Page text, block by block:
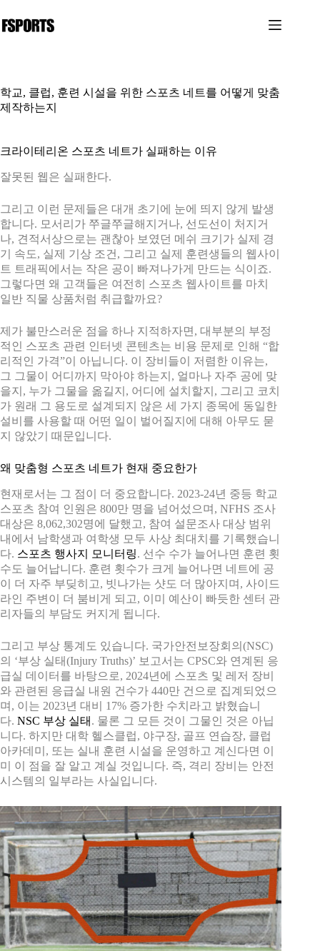
문
으
뛰
기
학교, 클럽, 훈련 시설을 위한 스포츠 네트를 어떻게 맞춤
제작하는지
크라이테리온 스포츠 네트가 실패하는 이유
잘못된 웹은 실패한다.
그리고 이런 문제들은 대개 초기에 눈에 띄지 않게 발생
합니다. 모서리가 쭈글쭈글해지거나, 선도선이 처지거
나, 견적서상으로는 괜찮아 보였던 메쉬 크기가 실제 경
기 속도, 실제 기상 조건, 그리고 실제 훈련생들의 웹사이
트 트래픽에서는 작은 공이 빠져나가게 만드는 식이죠.
그렇다면 왜 고객들은 여전히 스포츠 웹사이트를 마치
일반 직물 상품처럼 취급할까요?
제가 불만스러운 점을 하나 지적하자면, 대부분의 부정
적인 스포츠 관련 인터넷 콘텐츠는 비용 문제로 인해 “합
리적인 가격”이 아닙니다. 이 장비들이 저렴한 이유는,
그 그물이 어디까지 막아야 하는지, 얼마나 자주 공에 맞
을지, 누가 그물을 옮길지, 어디에 설치할지, 그리고 코치
가 원래 그 용도로 설계되지 않은 세 가지 종목에 동일한
설비를 사용할 때 어떤 일이 벌어질지에 대해 아무도 묻
지 않았기 때문입니다.
왜 맞춤형 스포츠 네트가 현재 중요한가
현재로서는 그 점이 더 중요합니다. 2023-24년 중등 학교
스포츠 참여 인원은 800만 명을 넘어섰으며, NFHS 조사
대상은 8,062,302명에 달했고, 참여 설문조사 대상 범위
내에서 남학생과 여학생 모두 사상 최대치를 기록했습니
다. 스포츠 행사지 모니터링. 선수 수가 늘어나면 훈련 횟
수도 늘어납니다. 훈련 횟수가 크게 늘어나면 네트에 공
이 더 자주 부딪히고, 빗나가는 샷도 더 많아지며, 사이드
라인 주변이 더 붐비게 되고, 이미 예산이 빠듯한 센터 관
리자들의 부담도 커지게 됩니다.
그리고 부상 통계도 있습니다. 국가안전보장회의(NSC)
의 ‘부상 실태(Injury Truths)’ 보고서는 CPSC와 연계된 응
급실 데이터를 바탕으로, 2024년에 스포츠 및 레저 장비
와 관련된 응급실 내원 건수가 440만 건으로 집계되었으
며, 이는 2023년 대비 17% 증가한 수치라고 밝혔습니
다. NSC 부상 실태 . 물론 그 모든 것이 그물인 것은 아닙
니다. 하지만 대학 헬스클럽, 야구장, 골프 연습장, 클럽
아카데미, 또는 실내 훈련 시설을 운영하고 계신다면 이
미 이 점을 잘 알고 계실 것입니다. 즉, 격리 장비는 안전
시스템의 일부라는 사실입니다.